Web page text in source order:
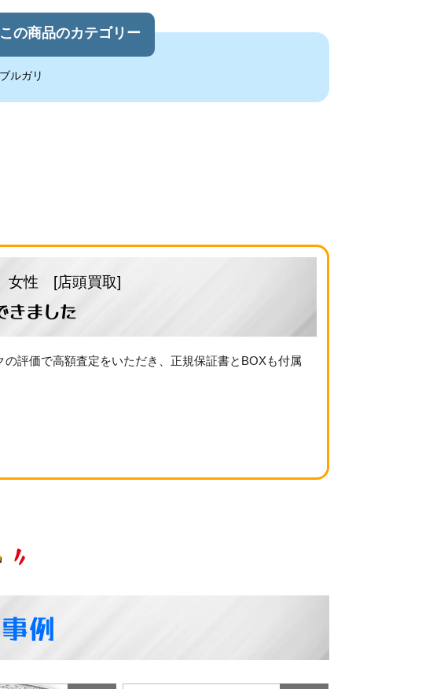
この商品のカテゴリー
ブルガリ
性 [店頭買取]
ました
評価で高額査定をいただき、正規保証書とBOXも付属
例